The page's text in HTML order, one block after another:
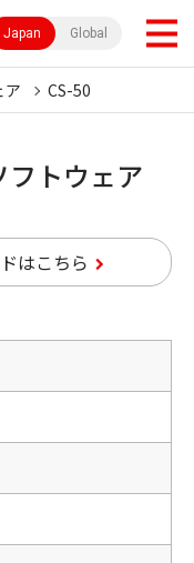
Japan Global
ア CS-50
フトウェア
はこちら